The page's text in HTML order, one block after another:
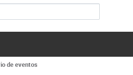
de eventos